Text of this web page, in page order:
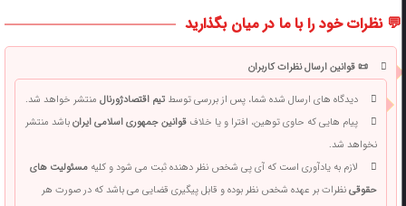
💬 نظرات خود را با ما در میان بگذارید
📜 قوانین ارسال نظرات کاربران
دیدگاه های ارسال شده شما، پس از بررسی توسطتیم اقتصادژورنالمنتشر خواهد شد.
پیام هایی که حاوی توهین، افترا و یا خلافقوانین جمهوری اسلامی ایرانباشد منتشر
نخواهد شد.
لازم به یادآوری است که آی پی شخص نظر دهنده ثبت می شود و کلیهمسئولیت های
حقوقینظرات بر عهده شخص نظر بوده و قابل پیگیری قضایی می باشد که در صورت هر